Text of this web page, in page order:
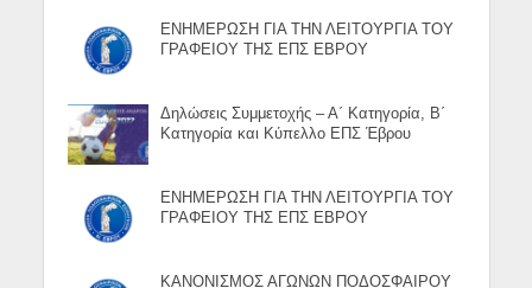
ΕΝΗΜΕΡΩΣΗ ΓΙΑ ΤΗΝ ΛΕΙΤΟΥΡΓΙΑ ΤΟΥ
ΓΡΑΦΕΙΟΥ ΤΗΣ ΕΠΣ ΕΒΡΟΥ
Δηλώσεις Συμμετοχής – Α΄ Κατηγορία, Β΄
Κατηγορία και Κύπελλο ΕΠΣ Έβρου
ΕΝΗΜΕΡΩΣΗ ΓΙΑ ΤΗΝ ΛΕΙΤΟΥΡΓΙΑ ΤΟΥ
ΓΡΑΦΕΙΟΥ ΤΗΣ ΕΠΣ ΕΒΡΟΥ
ΚΑΝΟΝΙΣΜΟΣ ΑΓΩΝΩΝ ΠΟΔΟΣΦΑΙΡΟΥ